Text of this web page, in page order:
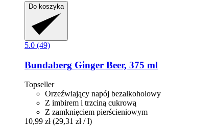
Do koszyka
5.0 (49)
Bundaberg Ginger Beer, 375 ml
Topseller
Orzeźwiający napój bezalkoholowy
Z imbirem i trzciną cukrową
Z zamknięciem pierścieniowym
10,99 zł (29,31 zł / l)